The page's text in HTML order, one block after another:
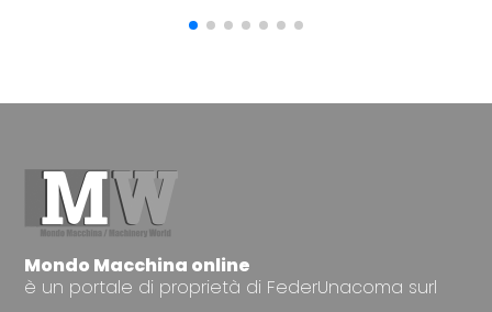
Mondo Macchina online
è un portale di proprietà di FederUnacoma surl